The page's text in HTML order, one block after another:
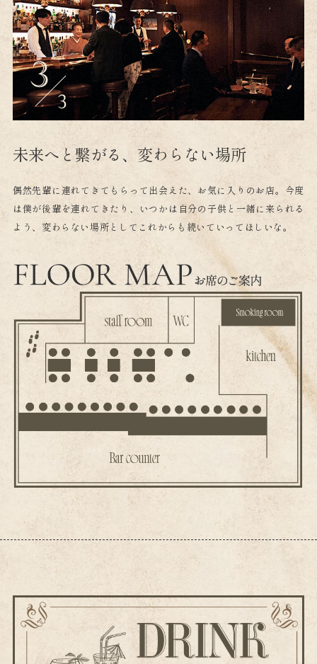
未来へと繋がる、変わらない場所
偶然先輩に連れてきてもらって出会えた、お気に入りのお店。 今度
は僕が後輩を連れてきたり、いつかは自分の子供と一緒に来られる
よう、変わらない場所としてこれからも続いていってほしいな。